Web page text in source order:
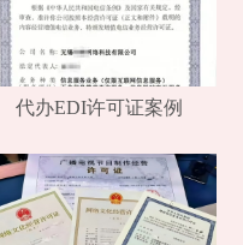
代办EDI许可证案例